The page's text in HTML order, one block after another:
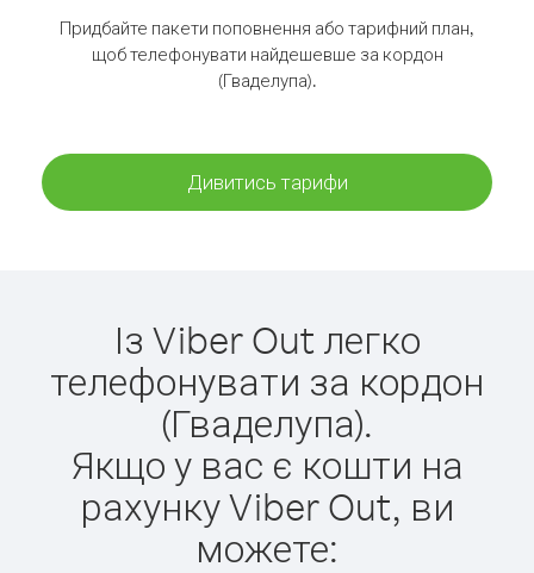
Придбайте пакети поповнення або тарифний план,
щоб телефонувати найдешевше за кордон
(Гваделупа).
Дивитись тарифи
Із Viber Out легко
телефонувати за кордон
(Гваделупа).
Якщо у вас є кошти на
рахунку Viber Out, ви
можете: